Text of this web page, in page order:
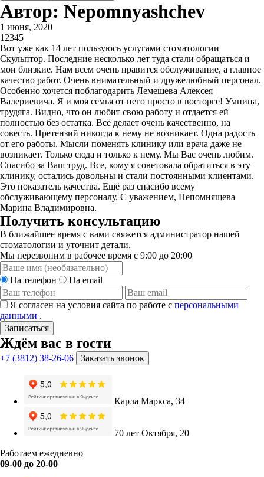
Автор: Nepomnyashchev
1 июня, 2020
1 2345
Вот уже как 14 лет пользуюсь услугами стоматологии
Скульптор. Последние несколько лет туда стали обращаться и
мои близкие. Нам всем очень нравится обслуживание, а главное
качество работ. Очень внимательный и дружелюбный персонал.
Особенно хочется поблагодарить Лемешева Алексея
Валериевича. Я и моя семья от него просто в восторге! Умница,
трудяга. Видно, что он любит свою работу и отдается ей
полностью без остатка. Всё делает очень качественно, на
совесть. Претензий никогда к нему не возникает. Одна радость
от его работы. Мысли поменять клинику или врача даже не
возникает. Только сюда и только к нему. Мы Вас очень любим.
Спасибо за Ваш труд. Все, кому я советовала обратиться в эту
клинику, остались довольны и стали постоянными клиентами.
Это показатель качества. Ещё раз спасибо всему
обслуживающему персоналу. С уважением, Непомнящева
Марина Владимировна.
Получить консультацию
В ближайшее время с вами свяжется администратор нашей
стоматологии и уточнит детали.
Мы перезвоним в рабочее время с 9:00 до 20:00
На телефон На email
Я согласен на условия сайта по работе с персональными
данными .
Записаться
Ждём вас в гости
+7 (3812) 38-26-06 Заказать звонок
Карла Маркса, 34
70 лет Октября, 20
Работаем ежедневно
09-00 до 20-00